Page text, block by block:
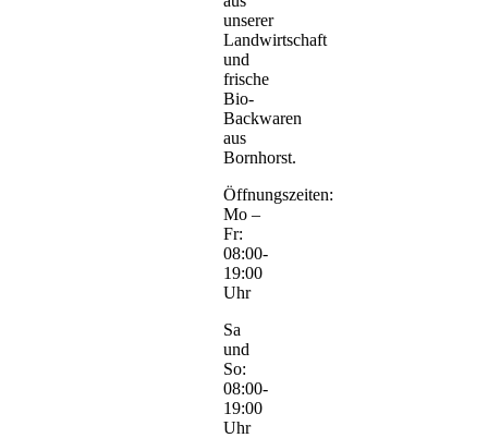
unserer
Landwirtschaft
und
frische
Bio-
Backwaren
aus
Bornhorst.
Öffnungszeiten:
Mo –
Fr:
08:00-
19:00
Uhr
Sa
und
So:
08:00-
19:00
Uhr